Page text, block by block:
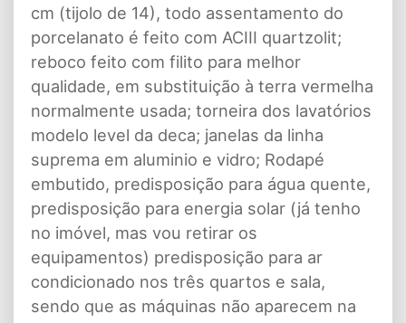
cm (tijolo de 14), todo assentamento do
porcelanato é feito com ACIII quartzolit;
reboco feito com filito para melhor
qualidade, em substituição à terra vermelha
normalmente usada; torneira dos lavatórios
modelo level da deca; janelas da linha
suprema em aluminio e vidro; Rodapé
embutido, predisposição para água quente,
predisposição para energia solar (já tenho
no imóvel, mas vou retirar os
equipamentos) predisposição para ar
condicionado nos três quartos e sala,
sendo que as máquinas não aparecem na